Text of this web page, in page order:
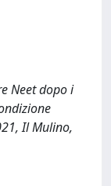
Neet dopo i
Il Mulino,